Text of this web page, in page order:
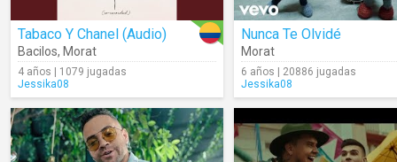
Tabaco Y Chanel (Audio)
Bacilos, Morat
4 años | 1079 jugadas
Jessika08
Nunca Te Olvidé
Morat
6 años | 20886 jugadas
Jessika08